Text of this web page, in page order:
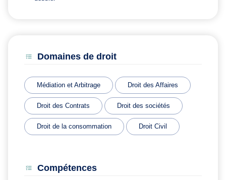
Domaines de droit
Médiation et Arbitrage Droit des Affaires
Droit des Contrats Droit des sociétés
Droit de la consommation Droit Civil
Compétences